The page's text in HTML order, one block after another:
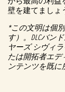
壁を建てましょ
*この文明は個
す）。DLCバン
ヤーズ シヴィ
たは開拓者エ
ンテンツを既に